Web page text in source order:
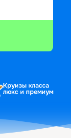
Круизы класса
люкс и премиум